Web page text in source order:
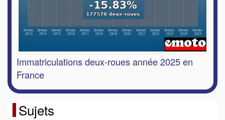
Immatriculations deux-roues année 2025 en
France
Sujets